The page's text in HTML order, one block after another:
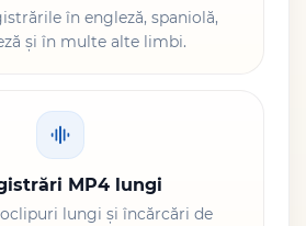
în engleză, spaniolă,
și în multe alte limbi.
MP4 lungi
lungi și încărcări de